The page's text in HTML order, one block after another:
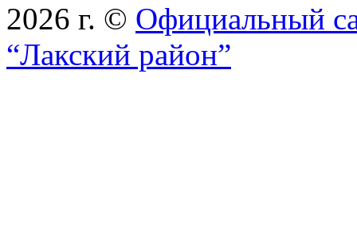
2026 г. © Официальный
“Лакский район”